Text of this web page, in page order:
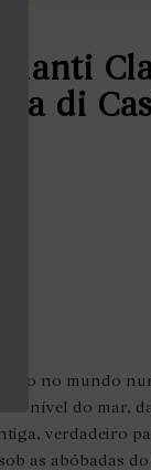
di
no mundo
nível do mar,
verdadeiro
as abóbadas